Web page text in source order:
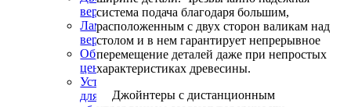
верстати
Ламелерізальні
верстати
Обробні
центри
Устаткування
для
система подача благодаря большим,
расположенным с двух сторон валикам над
столом и в нем гарантирует непрерывное
перемещение деталей даже при непростых
характеристиках древесины.
Джойнтеры с дистанционным